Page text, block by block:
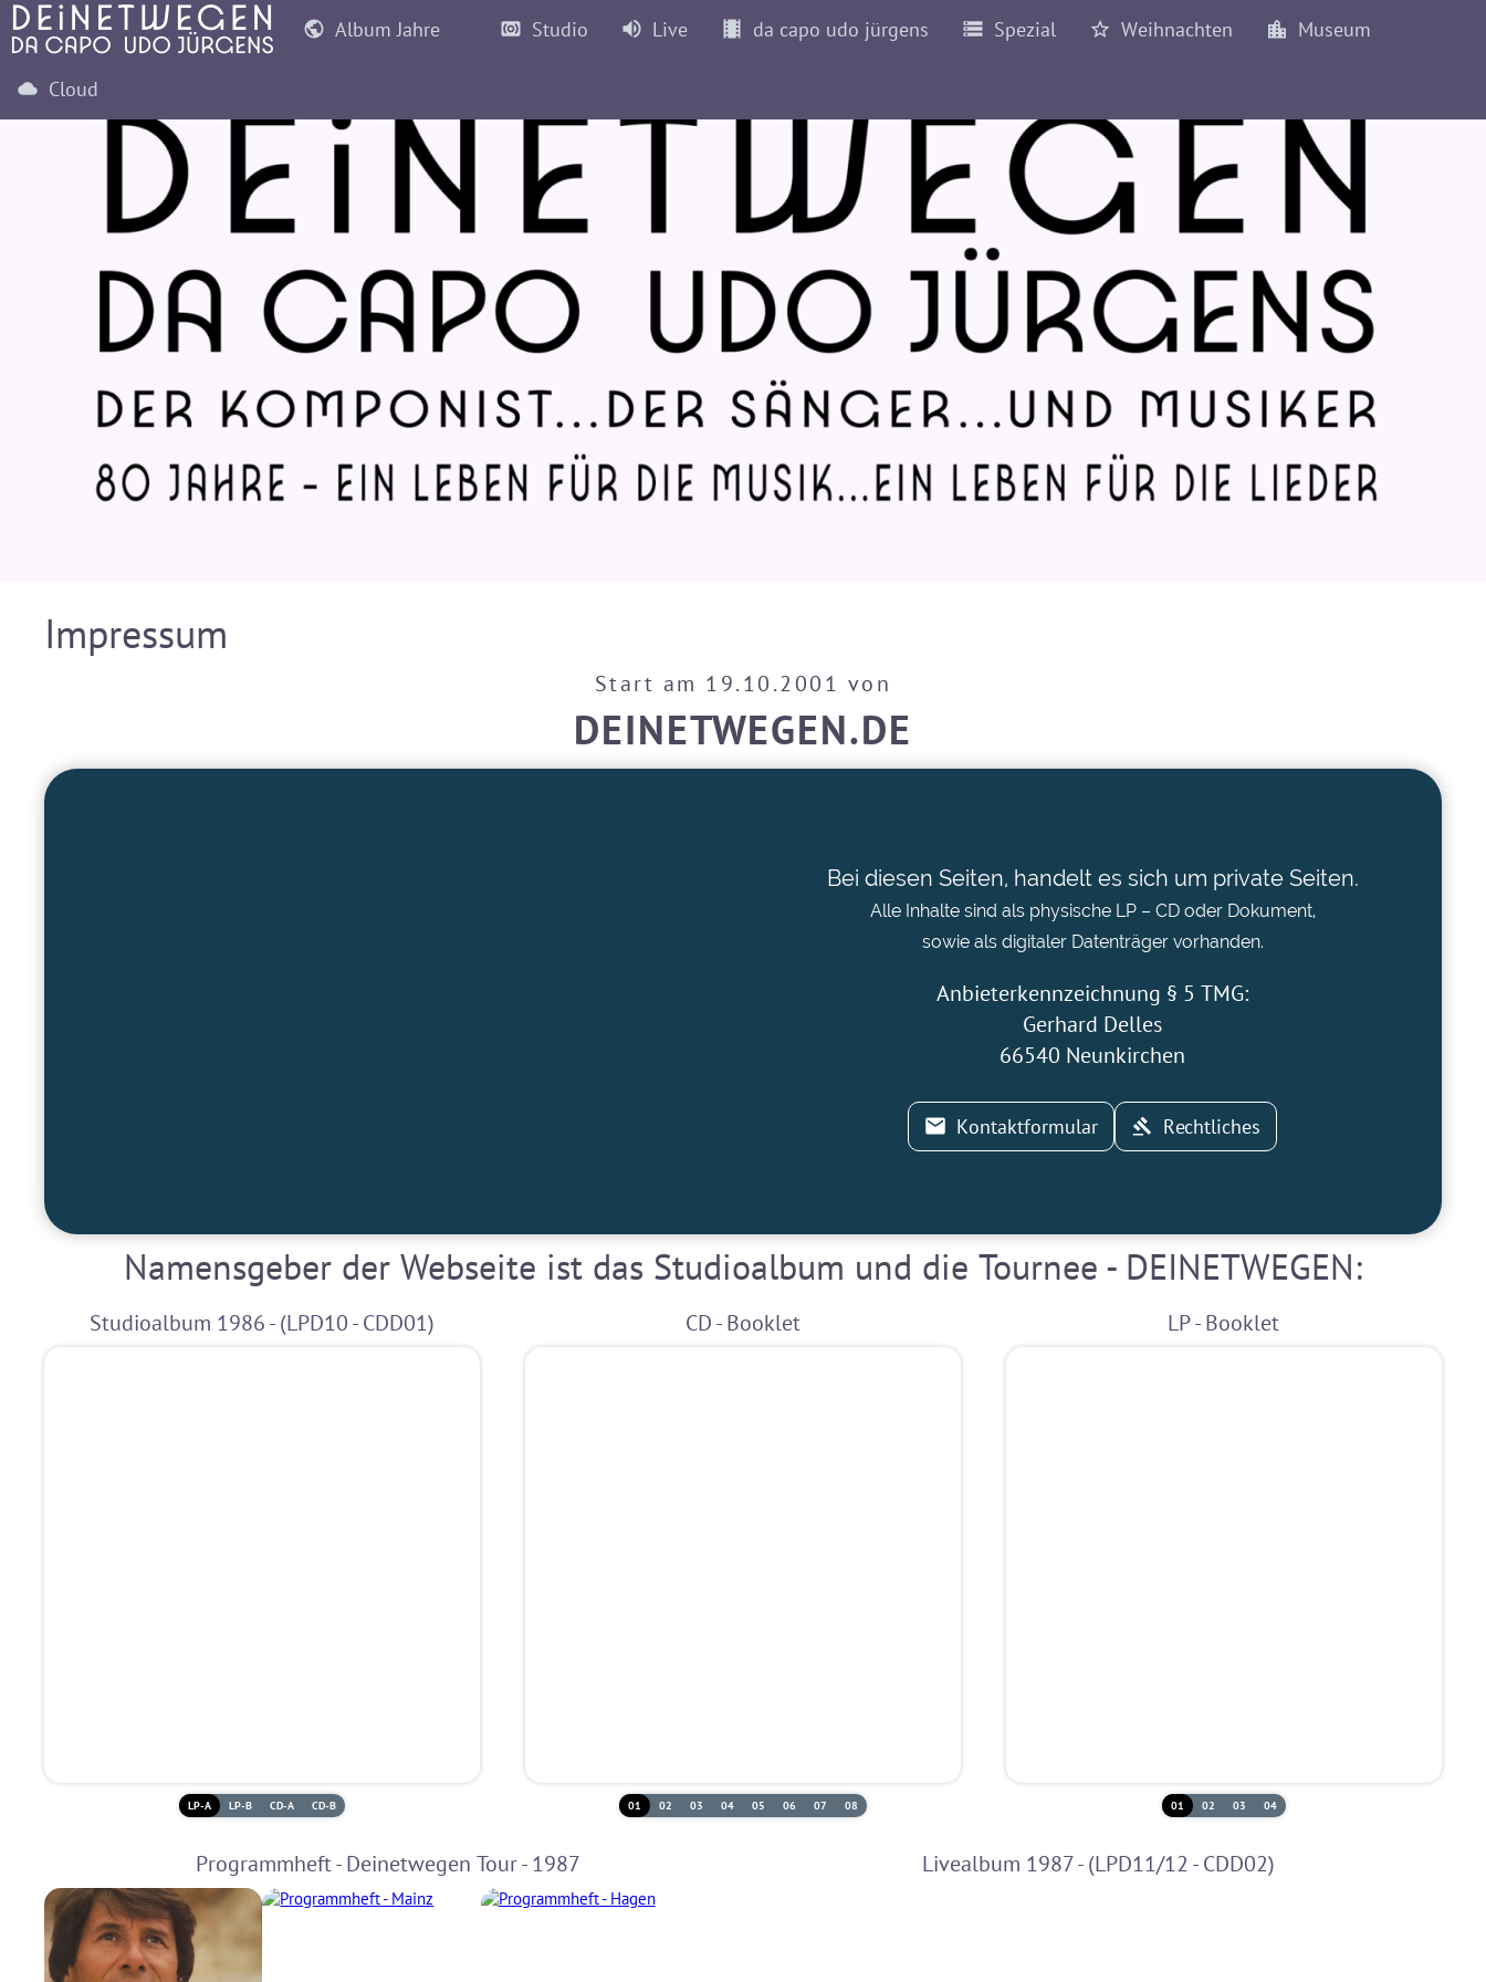
Album Jahre Studio Live da capo udo jürgens Spezial Weihnachten Museum
Cloud
Impressum
Start am 19.10.2001 von
DEINETWEGEN.DE
Bei diesen Seiten, handelt es sich um private Seiten.
Alle Inhalte sind als physische LP – CD oder Dokument,
sowie als digitaler Datenträger vorhanden.
Anbieterkennzeichnung § 5 TMG:
Gerhard Delles
66540 Neunkirchen
Kontaktformular Rechtliches
Namensgeber der Webseite ist das Studioalbum und die Tournee - DEINETWEGEN:
Studioalbum 1986 - (LPD10 - CDD01)
LP-A LP-B CD-A CD-B
CD - Booklet
01 02 03 04 05 06 07 08
LP - Booklet
01 02 03 04
Programmheft - Deinetwegen Tour - 1987 Livealbum 1987 - (LPD11/12 - CDD02)
LP-4
LP-3
CD-2